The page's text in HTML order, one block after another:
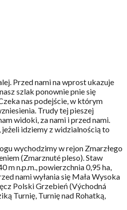
Przed nami na wprost ukazuje
szlak ponownie pnie się
nas podejście, w którym
Trudy tej pieszej
widoki, za nami i przed nami.
idziemy z widzialnością to
wychodzimy w rejon Zmarzłego
(Zmarznuté pleso). Staw
m n.p.m., powierzchnia 0,95 ha,
nami wyłania się Mała Wysoka
Polski Grzebień (Východná
Turnię, Turnię nad Rohatką,